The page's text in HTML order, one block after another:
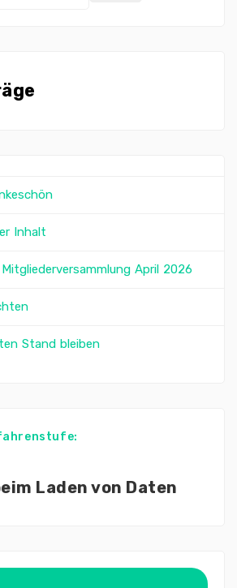
Inhalt
April 2026
Stand bleiben
Laden von Daten